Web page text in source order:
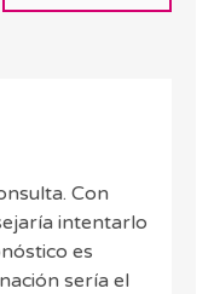
Con
intentarlo
es
sería el